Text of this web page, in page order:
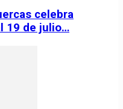
celebra
19 de julio…